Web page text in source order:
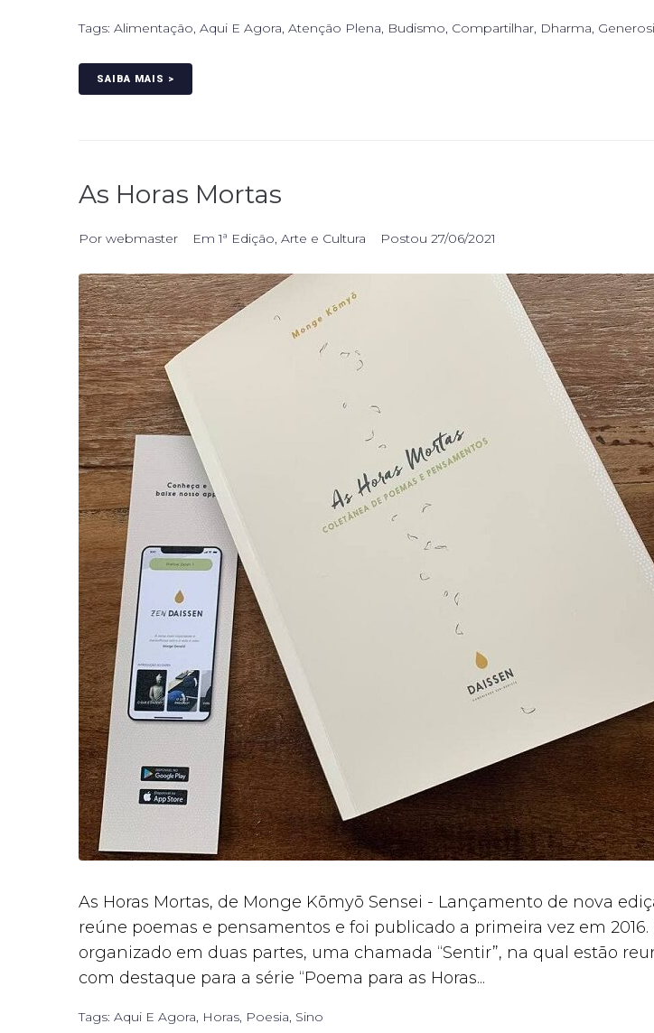
Tags: Alimentação, Aqui E Agora, Atenção Plena, Budismo, Compartilhar, Dharma,
SAIBA MAIS >
As Horas Mortas
Por webmaster Em1ª Edição, Arte e Cultura Postou 27/06/2021
As Horas Mortas, de Monge Kōmyō Sensei - Lançamento de nova
reúne poemas e pensamentos e foi publicado a primeira vez em 2016.
organizado em duas partes, uma chamada “Sentir”, na qual estão
com destaque para a série “Poema para as Horas...
Tags: Aqui E Agora, Horas, Poesia, Sino